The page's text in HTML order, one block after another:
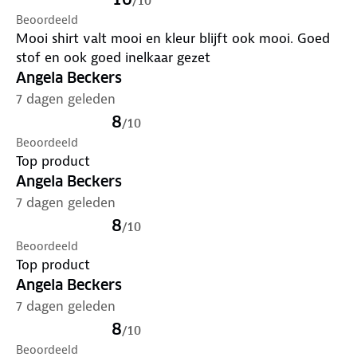
Beoordeeld
Mooi shirt valt mooi en kleur blijft ook mooi. Goed
stof en ook goed inelkaar gezet
Angela Beckers
7 dagen geleden
8/10
Beoordeeld
Top product
Angela Beckers
7 dagen geleden
8/10
Beoordeeld
Top product
Angela Beckers
7 dagen geleden
8/10
Beoordeeld